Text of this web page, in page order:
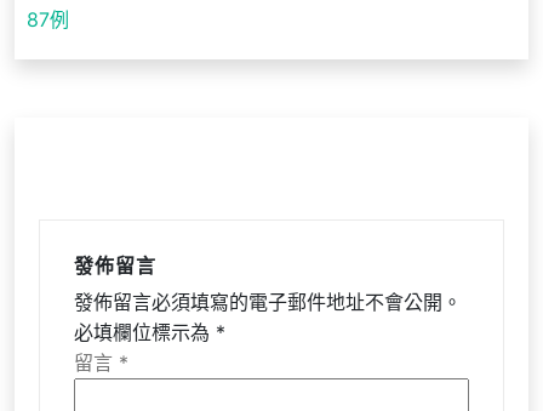
覽
87例
發佈留言
發佈留言必須填寫的電子郵件地址不會公開。
必填欄位標示為 *
留言 *